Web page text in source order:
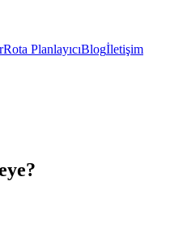
Rota PlanlayıcıBlogİletişim